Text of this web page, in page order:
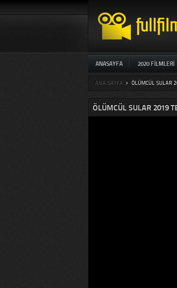
ANASAYFA 2020 FILMLERI
ANA SAYFA > ÖLÜMCÜL SULAR
ÖLÜMCÜL SULAR 2019